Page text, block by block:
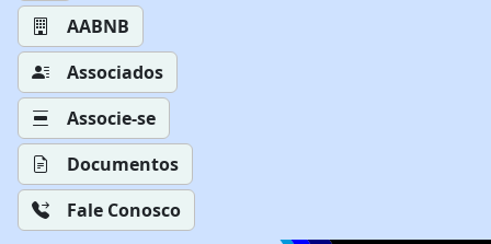
AABNB
Associados
Associe-se
Documentos
Fale Conosco